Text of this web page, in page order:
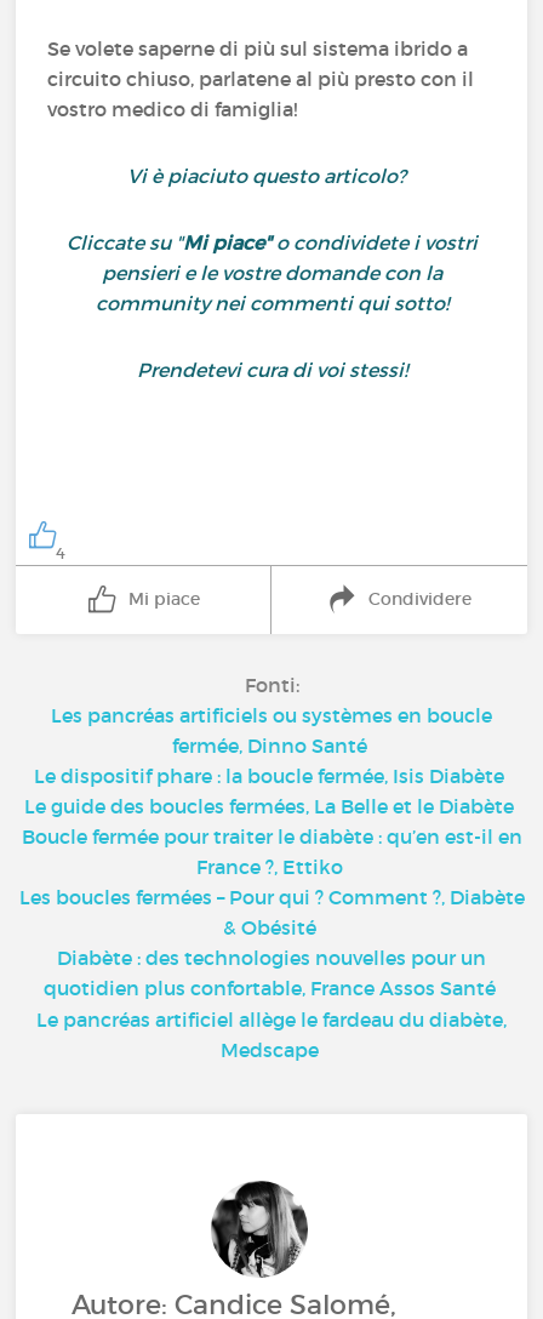
Se volete saperne di più sul sistema ibrido a
circuito chiuso, parlatene al più presto con il
vostro medico di famiglia!
Vi è piaciuto questo articolo?
Cliccate su "Mi piace"o condividete i vostri
pensieri e le vostre domande con la
community nei commenti qui sotto!
Prendetevi cura di voi stessi!
4
Mi piace Condividere
Fonti:
Les pancréas artificiels ou systèmes en boucle
fermée, Dinno Santé
Le dispositif phare : la boucle fermée, Isis Diabète
Le guide des boucles fermées, La Belle et le Diabète
Boucle fermée pour traiter le diabète : qu’en est-il en
France ?, Ettiko
Les boucles fermées – Pour qui ? Comment ?, Diabète
& Obésité
Diabète : des technologies nouvelles pour un
quotidien plus confortable, France Assos Santé
Le pancréas artificiel allège le fardeau du diabète,
Medscape
Autore: Candice Salomé,